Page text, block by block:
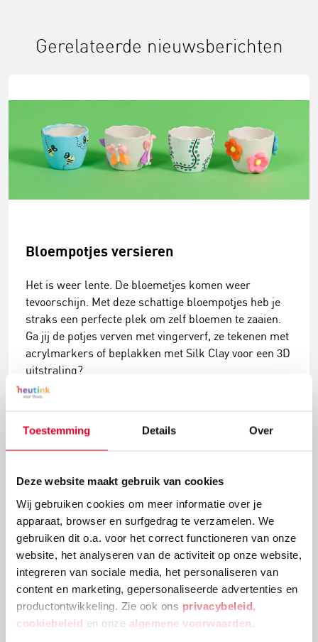
Toestemming Details Over
Deze website maakt gebruik van cookies
Wij gebruiken cookies om meer informatie over je
apparaat, browser en surfgedrag te verzamelen. We
gebruiken dit o.a. voor het correct functioneren van onze
website, het analyseren van de activiteit op onze website,
integreren van sociale media, het personaliseren van
content en marketing, gepersonaliseerde advertenties en
productontwikkeling. Zie ook ons privacybeleid
cookiebeleid en onze algemene voorwaarden
Gerelateerde nieuwsberichten
Bloempotjes versieren
Het is weer lente. De bloemetjes komen weer
tevoorschijn. Met deze schattige bloempotjes heb je
straks een perfecte plek om zelf bloemen te zaaien.
Ga jij de potjes verven met vingerverf, ze tekenen met
acrylmarkers of beplakken met Silk Clay voor een 3D
uitstraling?
Lees meer
Knutselidee: kerstballenboom maken